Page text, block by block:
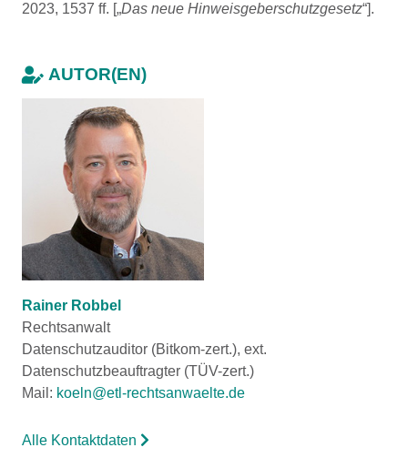
2023, 1537 ff. [„Das neue Hinweisgeberschutzgesetz“].
AUTOR(EN)
Rainer Robbel
Rechtsanwalt
Datenschutzauditor (Bitkom-zert.), ext.
Datenschutzbeauftragter (TÜV-zert.)
Mail: koeln@etl-rechtsanwaelte.de
Alle Kontaktdaten